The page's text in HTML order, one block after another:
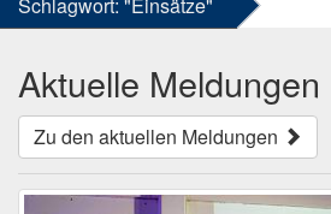
Aktuelle Meldungen
Zu den aktuellen Meldungen